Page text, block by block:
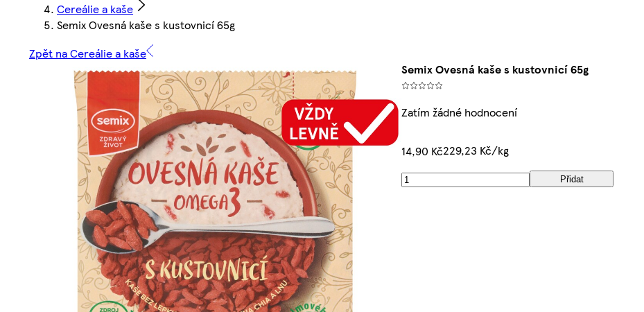
Cereálie a kaše
Semix Ovesná kaše s kustovnicí 65g
Zpět na Cereálie a kaše
Semix Ovesná kaše s kustovnicí 65g
Zatím žádné hodnocení
14,90 Kč229,23 Kč/kg
Přidat